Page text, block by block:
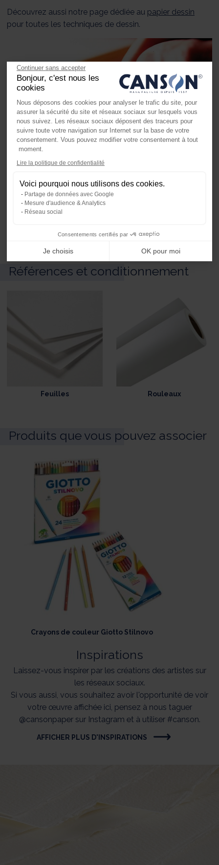
Découvrez aussi notre page dédiée au papier dessin
pour toutes les techniques de dessin.
Références et conditionnement
Feuilles Rouleaux
Produits que vous pouvez associer
Crayons de couleur Giotto Stilnovo
Inspirations
Laissez-vous inspirer par les créations des artistes sur
les réseaux sociaux.
Si vous aussi, vous souhaitez avoir l'opportunité de voir
votre œuvre affichée ici, pensez à nous taguer
@cansonpaper sur Instagram et à utiliser #canson.
AFFICHER PLUS D'INSPIRATIONS
Continuer sans accepter
Bonjour, c'est nous les
cookies
Nous déposons des cookies pour analyser le trafic du site, pour
assurer la sécurité du site et réseaux sociaux sur lesquels vous
nous suivez. Les réseaux sociaux déposent des traceurs pour
suivre toute votre navigation sur Internet sur la base de votre
consentement. Vous pouvez modifier votre consentement à tout
moment.
Lire la politique de confidentialité
Voici pourquoi nous utilisons des cookies.
Partage de données avec Google
Mesure d'audience & Analytics
Réseau social
Consentements certifiés par
Je choisis OK pour moi
Axeptio consent
Notre plateforme vous permet